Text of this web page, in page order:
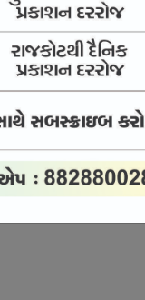
હસીના
છે; 30 વર્ષ સુધી ચાલશે